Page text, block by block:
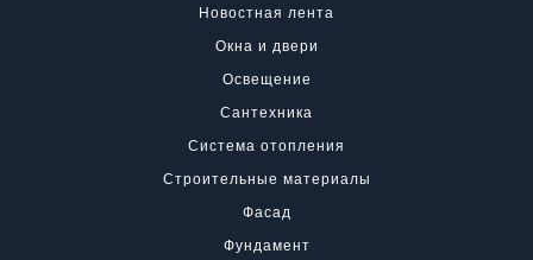
Новостная лента
Окна и двери
Освещение
Сантехника
Система отопления
Строительные материалы
Фасад
Фундамент